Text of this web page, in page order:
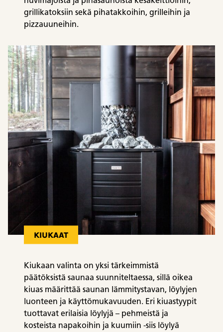
grillikatoksiin sekä pihatakkoihin, grilleihin ja
pizzauuneihin.
KIUKAAT
Kiukaan valinta on yksi tärkeimmistä
päätöksistä saunaa suunniteltaessa, sillä oikea
kiuas määrittää saunan lämmitystavan, löylyjen
luonteen ja käyttömukavuuden. Eri kiuastyypit
tuottavat erilaisia löylyjä – pehmeistä ja
kosteista napakoihin ja kuumiin -siis löylyä